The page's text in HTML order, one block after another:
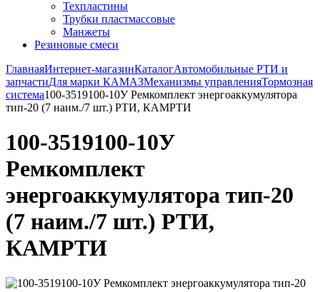
Техпластины
Трубки пластмассовые
Манжеты
Резиновые смеси
ГлавнаяИнтернет-магазинКаталогАвтомобильные РТИ и
запчастиДля марки КАМАЗМеханизмы управленияТормозная
система100-3519100-10У Ремкомплект энергоаккумулятора
тип-20 (7 наим./7 шт.) РТИ, КАМРТИ
100-3519100-10У
Ремкомплект
энергоаккумулятора тип-20
(7 наим./7 шт.) РТИ,
КАМРТИ